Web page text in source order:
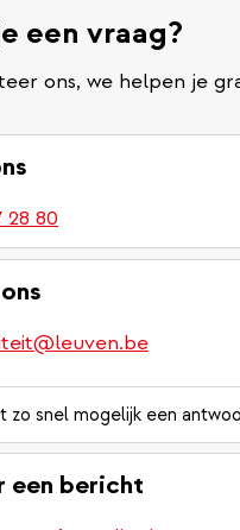
een vraag?
ons, we helpen je
28 80
zo snel mogelijk een
een bericht